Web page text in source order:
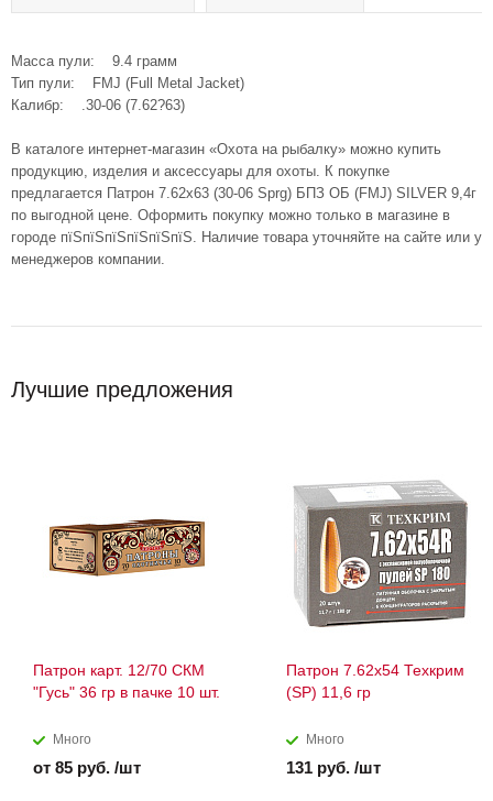
Масса пули: 9.4 грамм
Тип пули: FMJ (Full Metal Jacket)
Калибр: .30-06 (7.62?63)
В каталоге интернет-магазин «Охота на рыбалку» можно купить
продукцию, изделия и аксессуары для охоты. К покупке
предлагается Патрон 7.62х63 (30-06 Sprg) БПЗ ОБ (FMJ) SILVER 9,4г
по выгодной цене. Оформить покупку можно только в магазине в
городе пїЅпїЅпїЅпїЅпїЅпїЅ. Наличие товара уточняйте на сайте или у
менеджеров компании.
Лучшие предложения
Патрон карт. 12/70 СКМ
"Гусь" 36 гр в пачке 10 шт.
Много
от 85 руб. /шт
Патрон 7.62х54 Техкрим
(SP) 11,6 гр
Много
131 руб. /шт